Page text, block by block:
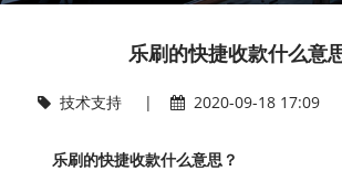
乐刷的快捷收款什么意
技术支持| 2020-09-18
乐刷的快捷收款什么意思？